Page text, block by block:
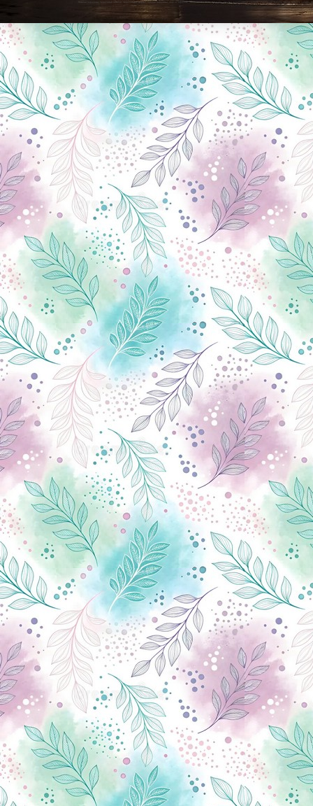
Новини Чернігова, Чернігівські новини, Чернігівський формат, новини Чернігова, події в Чернігові: політика, економіка, аналітика, культура, відеоновини, екологія, спортивний Чернігів, туризм, Чернігів